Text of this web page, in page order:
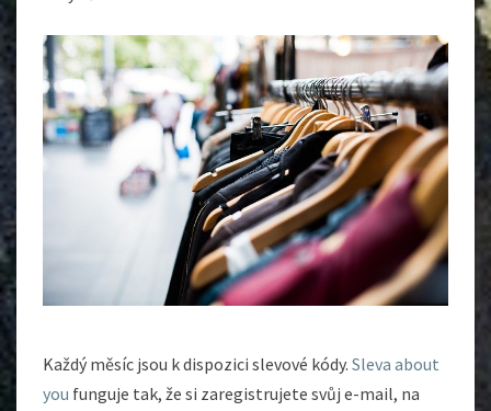
Každý měsíc jsou k dispozici slevové kódy. Sleva about
you funguje tak, že si zaregistrujete svůj e-mail, na